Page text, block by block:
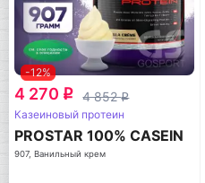
-12%
4 270 q 4 852q
Казеиновый протеин
PROSTAR 100% CASEIN
907, Ванильный крем